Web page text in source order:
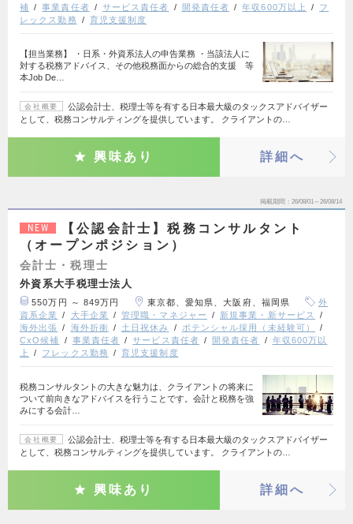
補
事業責任者 サービス責任者 開発責任者 年収600万以上
フ
レックス勤務
育児支援制度
【担当業務】 ・日系・外資系法人の申告業務 ・当該法人に
対する税務アドバイス、その他税務面からの総合的支援 等
本Job De…
会社概要
公認会計士、税理士等を有する日本最大級のタックスアドバイザー
として、税務コンサルティングを提供しています。 クライアントの…
興味あり 詳細へ
掲載期間 26/08/01～26/08/14
NEW
【公認会計士】税務コンサルタント
（オープンポジション）
会計士・税理士
外資系大手税理士法人
550万円 ～ 849万円 東京都、愛知県、大阪府、福岡県
外
資系企業
大手企業 管理職・マネジャー
新規事業・新サービス
海外出張
海外折衝 土日祝休み
ポテンシャル採用（未経験可）
CxO候補
事業責任者 サービス責任者 開発責任者
年収600万以
上
フレックス勤務 育児支援制度
税務コンサルタントの大きな魅力は、クライアントの将来に
ついて前向きなアドバイスを行うことです。会計と税務を強
みにする会計…
会社概要
公認会計士、税理士等を有する日本最大級のタックスアドバイザー
として、税務コンサルティングを提供しています。 クライアントの…
興味あり 詳細へ